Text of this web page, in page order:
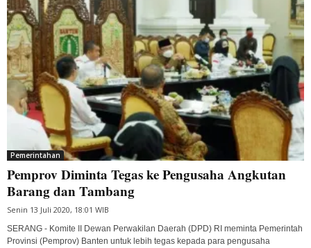
Pemerintahan
Pemprov Diminta Tegas ke Pengusaha Angkutan
Barang dan Tambang
Senin 13 Juli 2020, 18:01 WIB
SERANG - Komite II Dewan Perwakilan Daerah (DPD) RI meminta Pemerintah
Provinsi (Pemprov) Banten untuk lebih tegas kepada para pengusaha